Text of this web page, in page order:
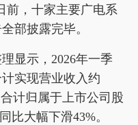
前，十家主要广电系
部披露完毕。
显示，2026年一季
实现营业收入约
计归属于上市公司股
比大幅下滑43%。